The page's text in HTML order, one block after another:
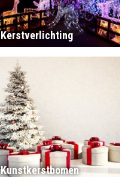
Kerstverlichting
Kunstkerstbomen